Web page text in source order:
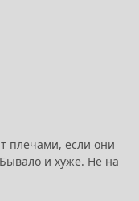
плечами, если они
и хуже. Не на